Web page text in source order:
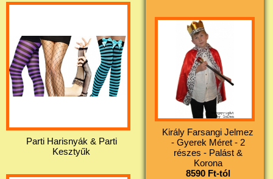
Parti Harisnyák & Parti
Kesztyűk
Király Farsangi Jelmez
- Gyerek Méret - 2
részes - Palást &
Korona
8590 Ft-tól